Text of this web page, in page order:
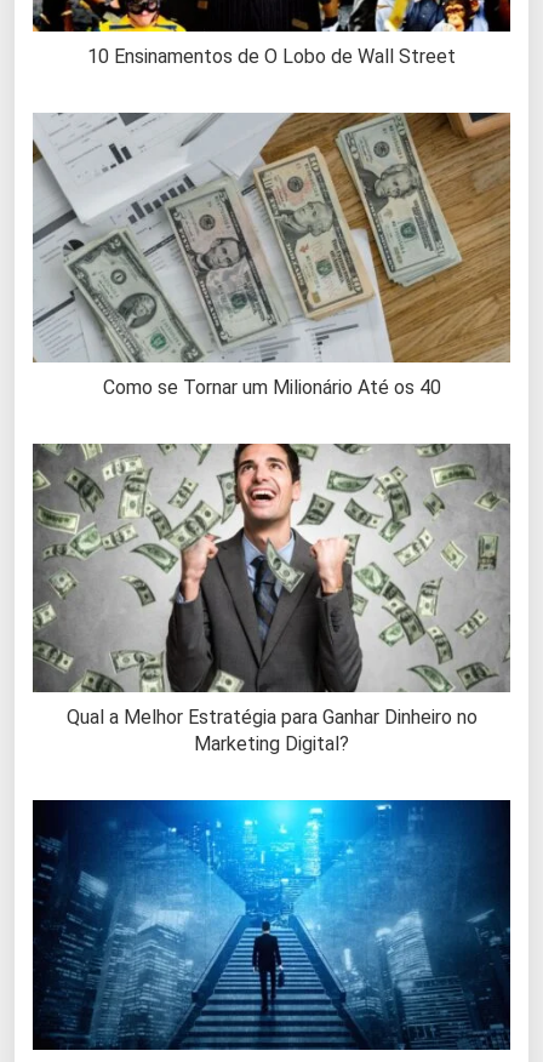
10 Ensinamentos de O Lobo de Wall Street
Como se Tornar um Milionário Até os 40
Qual a Melhor Estratégia para Ganhar Dinheiro no
Marketing Digital?